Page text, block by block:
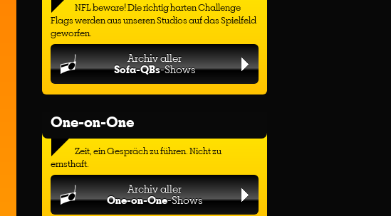
NFL beware! Die richtig harten Challenge
Flags werden aus unseren Studios auf das Spielfeld
geworfen.
Archiv aller
Sofa-QBs-Shows
One-on-One
Zeit, ein Gespräch zu führen. Nicht zu
ernsthaft.
Archiv aller
One-on-One-Shows